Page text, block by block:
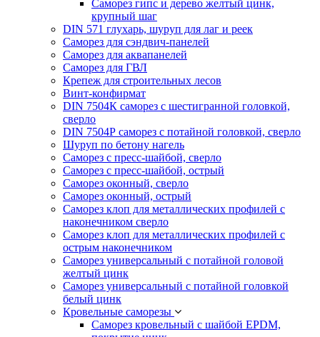
Саморез гипс и дерево желтый цинк,
крупный шаг
DIN 571 глухарь, шуруп для лаг и реек
Саморез для сэндвич-панелей
Саморез для аквапанелей
Саморез для ГВЛ
Крепеж для строительных лесов
Винт-конфирмат
DIN 7504К саморез с шестигранной головкой,
сверло
DIN 7504Р саморез с потайной головкой, сверло
Шуруп по бетону нагель
Саморез с пресс-шайбой, сверло
Саморез с пресс-шайбой, острый
Саморез оконный, сверло
Саморез оконный, острый
Саморез клоп для металлических профилей с
наконечником сверло
Саморез клоп для металлических профилей с
острым наконечником
Саморез универсальный с потайной головой
желтый цинк
Саморез универсальный с потайной головкой
белый цинк
Кровельные саморезы
Саморез кровельный с шайбой EPDM,